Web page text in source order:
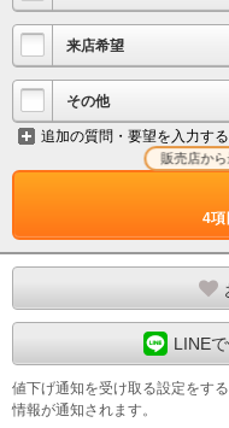
来店希望
その他
追加の質問・要望を入力する
4項
販売店から
LINEで
値下げ通知を受け取る設定をす
情報が通知されます。